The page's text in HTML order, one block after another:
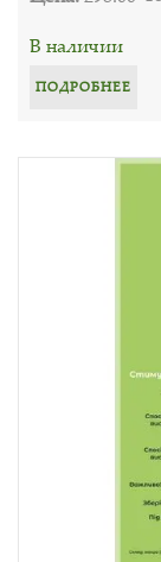
В наличии
ПОДРОБНЕЕ